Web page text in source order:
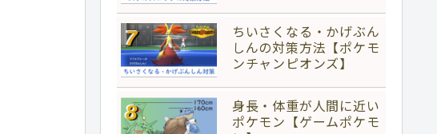
ちいさくなる・かげぶん
しんの対策方法【ポケモ
ンチャンピオンズ】
身長・体重が人間に近い
ポケモン【ゲームポケモ